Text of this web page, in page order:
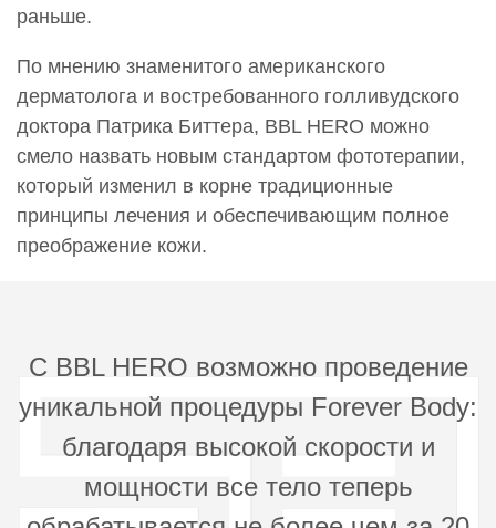
0000975
850 руб.
0000976
Фотоомоложение ББЛ (BBL) Плечо до локтя
24 900 руб.
0000978
Фотоомоложение ББЛ (BBL) Предплечья
21 000 руб.
зона)
20 500 руб.
Фотоомоложение ББЛ (BBL) Спина (область до
конца лопаток)
29 000 руб.
раньше.
По мнению знаменитого американского
дерматолога и востребованного голливудского
доктора Патрика Биттера, BBL HERO можно
смело назвать новым стандартом фототерапии,
который изменил в корне традиционные
принципы лечения и обеспечивающим полное
преображение кожи.
С BBL HERO возможно проведение
уникальной процедуры Forever Body:
благодаря высокой скорости и
мощности все тело теперь